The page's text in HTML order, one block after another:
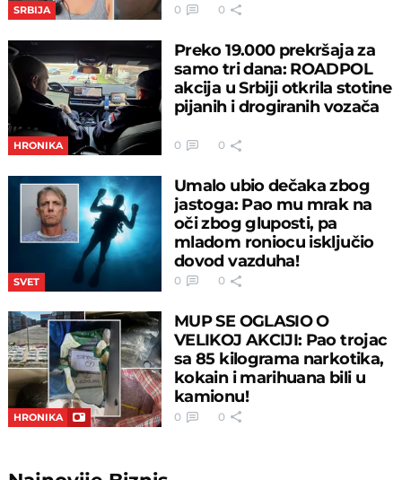
SRBIJA 0 0
HRONIKA
Preko 19.000 prekršaja za
samo tri dana: ROADPOL
akcija u Srbiji otkrila stotine
pijanih i drogiranih vozača
0 0
SVET
Umalo ubio dečaka zbog
jastoga: Pao mu mrak na
oči zbog gluposti, pa
mladom roniocu isključio
dovod vazduha!
0 0
HRONIKA
MUP SE OGLASIO O
VELIKOJ AKCIJI: Pao trojac
sa 85 kilograma narkotika,
kokain i marihuana bili u
kamionu!
0 0